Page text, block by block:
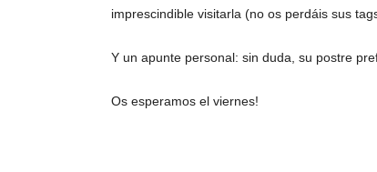
imprescindible visitarla (no os perdáis sus
Y un apunte personal: sin duda, su postre
Os esperamos el viernes!